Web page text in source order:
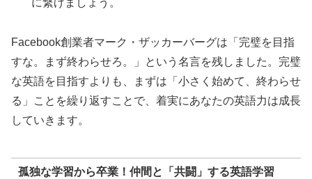
に繋げましょう。
Facebook創業者マーク・ザッカーバーグは「完璧を目指
すな。まず終わらせろ。」という名言を残しました。完璧
な英語を目指すよりも、まずは「小さく始めて、終わらせ
る」ことを繰り返すことで、着実にあなたの英語力は成長
していきます。
孤独な学習から卒業！仲間と「共闘」する英語学習